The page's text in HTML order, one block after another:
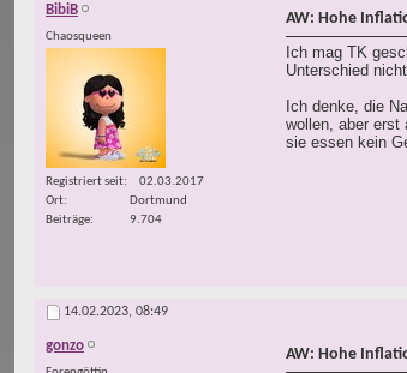
BibiB
Chaosqueen
Registriert seit
02.03.2017
Ort
Dortmund
Beiträge
9.704
AW: Hohe
Ich mag TK
Unterschied
Ich denke, die
wollen, aber erst
sie essen kein
14.02.2023, 08:49
gonzo AW: Hohe